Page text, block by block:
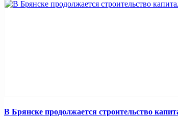
В Брянске продолжается строительство